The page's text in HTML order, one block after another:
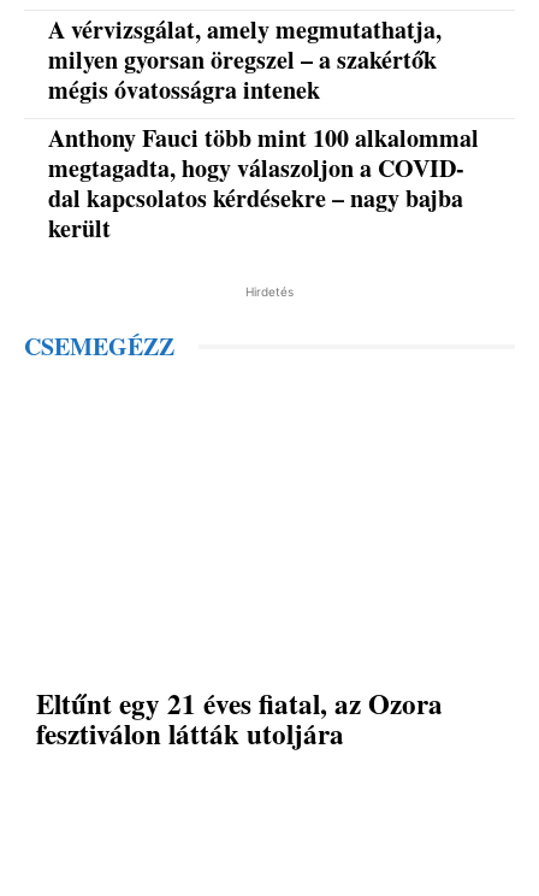
A vérvizsgálat, amely megmutathatja,
milyen gyorsan öregszel – a szakértők
mégis óvatosságra intenek
Anthony Fauci több mint 100 alkalommal
megtagadta, hogy válaszoljon a COVID-
dal kapcsolatos kérdésekre – nagy bajba
került
Hirdetés
CSEMEGÉZZ
Eltűnt egy 21 éves fiatal, az Ozora
fesztiválon látták utoljára